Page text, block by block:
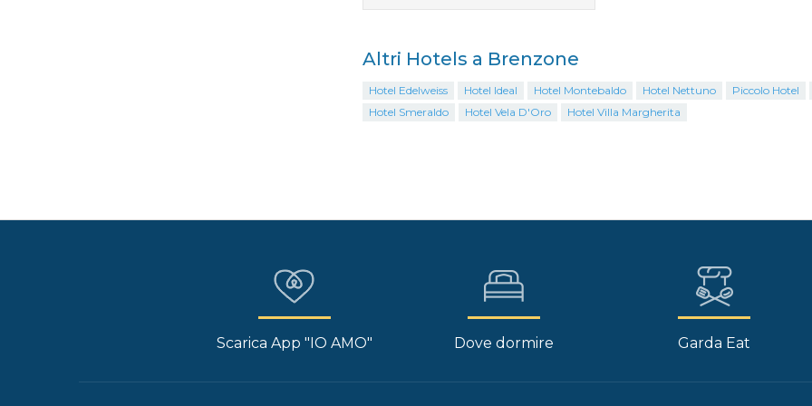
Altri Hotels a Brenzone
Hotel Edelweiss Hotel Ideal Hotel Montebaldo Hotel Nettuno
Piccolo Hotel
Hotel Smeraldo
Hotel Vela D'Oro Hotel Villa Margherita
Scarica App "IO AMO" Dove dormire Garda Eat